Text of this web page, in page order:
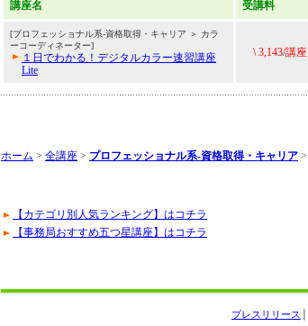
講座名 受講料
[プロフェッショナル系-資格取得・キャリア ＞ カラ
ーコーディネーター]
１日でわかる！デジタルカラー速習講座
Lite
\ 3,143/講座
ホーム > 全講座 > プロフェッショナル系-資格取得・キャリア >
【カテゴリ別人気ランキング】はコチラ
【事務局おすすめ五つ星講座】はコチラ
プレスリリース